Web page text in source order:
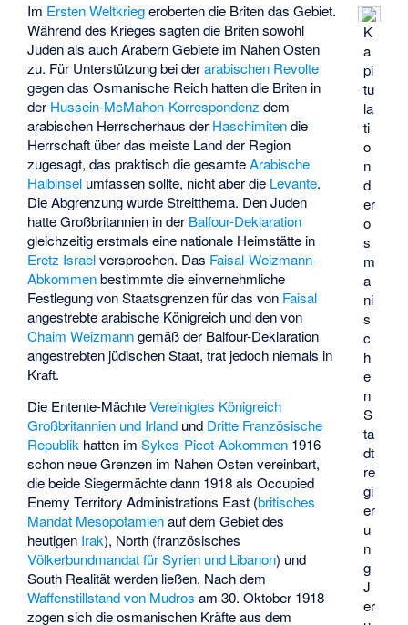
K
a
pi
tu
la
ti
o
n
d
er
o
s
m
a
ni
s
c
h
e
n
S
ta
dt
re
gi
er
u
n
g
J
er
Im Ersten Weltkriegeroberten die Briten das Gebiet.
Während des Krieges sagten die Briten sowohl
Juden als auch Arabern Gebiete im Nahen Osten
zu. Für Unterstützung bei derarabischen Revolte
gegen das Osmanische Reich hatten die Briten in
der Hussein-McMahon-Korrespondenz dem
arabischen Herrscherhaus der Haschimitendie
Herrschaft über das meiste Land der Region
zugesagt, das praktisch die gesamteArabische
Halbinsel umfassen sollte, nicht aber die Levante.
Die Abgrenzung wurde Streitthema. Den Juden
hatte Großbritannien in der Balfour-Deklaration
gleichzeitig erstmals eine nationale Heimstätte in
Eretz Israelversprochen. Das Faisal-Weizmann-
Abkommenbestimmte die einvernehmliche
Festlegung von Staatsgrenzen für das von Faisal
angestrebte arabische Königreich und den von
Chaim Weizmanngemäß der Balfour-Deklaration
angestrebten jüdischen Staat, trat jedoch niemals in
Kraft.
Die Entente-MächteVereinigtes Königreich
Großbritannien und Irland und Dritte Französische
Republik hatten imSykes-Picot-Abkommen 1916
schon neue Grenzen im Nahen Osten vereinbart,
die beide Siegermächte dann 1918 alsOccupied
Enemy Territory Administrations East (britisches
Mandat Mesopotamienauf dem Gebiet des
heutigen Irak), North (französisches
Völkerbundmandat für Syrien und Libanon) und
South Realität werden ließen. Nach dem
Waffenstillstand von Mudros am 30. Oktober 1918
zogen sich die osmanischen Kräfte aus dem